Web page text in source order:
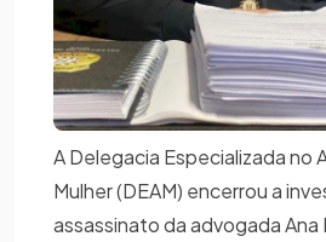
A Delegacia Especializada no
Mulher (DEAM) encerrou a
assassinato da advogada Ana